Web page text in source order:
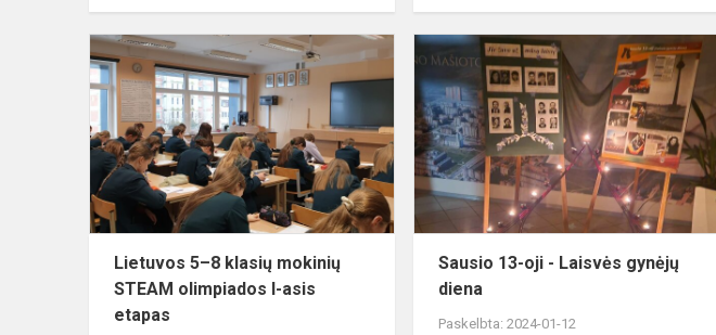
Lietuvos
klasių
mokinių
STEAM
olimpiados
I-
etapas
Lietuvos 5–8 klasių mokinių
STEAM olimpiados I-asis
etapas
Sausio 13-oji - Laisvės gynėjų
diena
Paskelbta: 2024-01-12